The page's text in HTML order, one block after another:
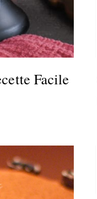
Facile